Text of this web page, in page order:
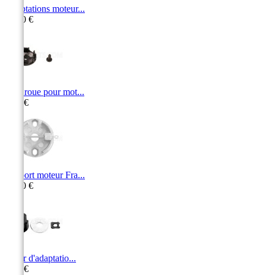
Adaptations moteur...
11,10 €
Stop roue pour mot...
5,40 €
Support moteur Fra...
11,30 €
Palier d'adaptatio...
6,70 €